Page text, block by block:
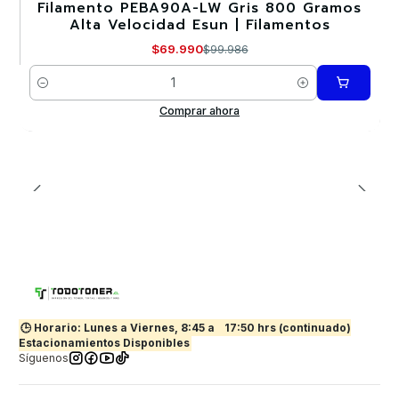
-30%
Filamento PEBA90A-LW Gris 800 Gramos
Alta Velocidad Esun | Filamentos
$69.990$99.986
Cantidad
Comprar ahora
🕒 Horario: Lunes a Viernes, 8:45 a
17:50 hrs (continuado)
Estacionamientos Disponibles
Síguenos